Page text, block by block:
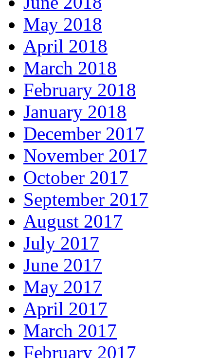
May 2018
April 2018
March 2018
February 2018
January 2018
December 2017
November 2017
October 2017
September 2017
August 2017
July 2017
June 2017
May 2017
April 2017
March 2017
February 2017